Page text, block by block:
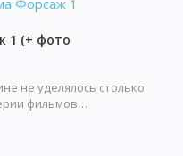
1 (+ фото
не уделялось столько
фильмов…